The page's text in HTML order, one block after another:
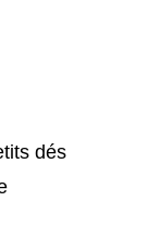
dés